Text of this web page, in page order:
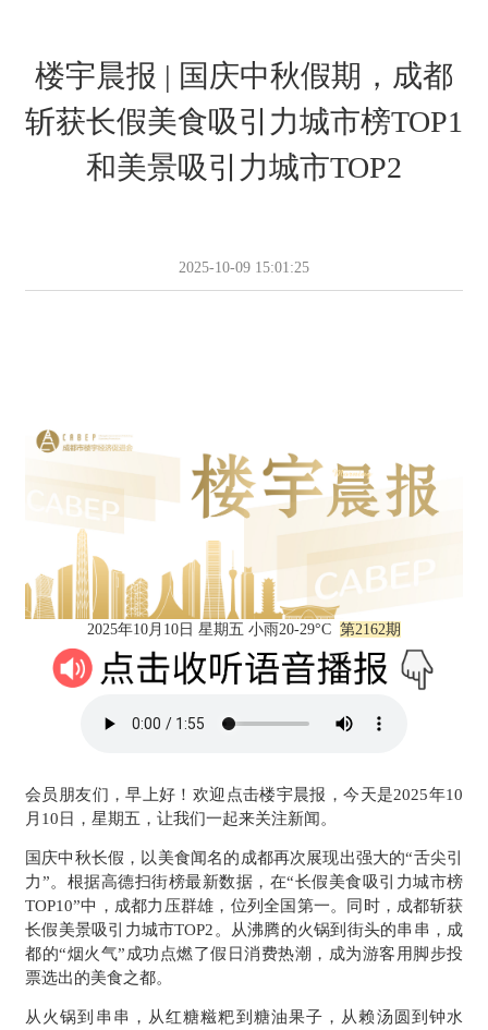
楼宇晨报 | 国庆中秋假期，成都
斩获长假美食吸引力城市榜TOP1
和美景吸引力城市TOP2
2025-10-09 15:01:25
2025年10月10日 星期五 小雨20-29°C 第2162期
会员朋友们，早上好！欢迎点击楼宇晨报，今天是2025年10
月10日，星期五，让我们一起来关注新闻。
国庆中秋长假，以美食闻名的成都再次展现出强大的“舌尖引
力”。根据高德扫街榜最新数据，在“长假美食吸引力城市榜
TOP10”中，成都力压群雄，位列全国第一。同时，成都斩获
长假美景吸引力城市TOP2。从沸腾的火锅到街头的串串，成
都的“烟火气”成功点燃了假日消费热潮，成为游客用脚步投
票选出的美食之都。
从火锅到串串，从红糖糍粑到糖油果子，从赖汤圆到钟水